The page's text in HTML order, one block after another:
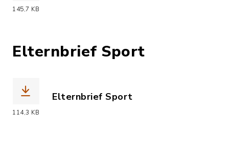
145,7 KB
Elternbrief Sport
114,3 KB
Elternbrief Sport